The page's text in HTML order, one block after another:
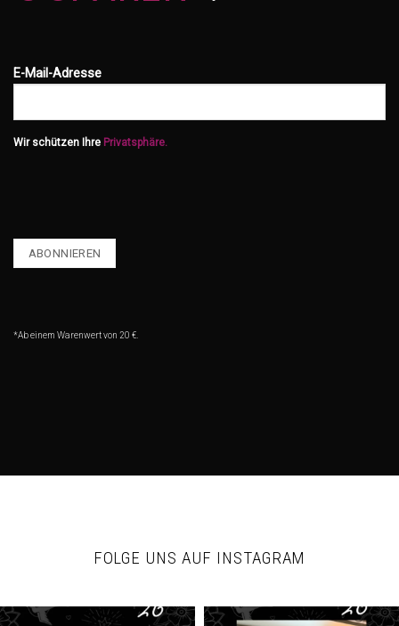
E-Mail-Adresse
Wir schützen Ihre Privatsphäre.
*Ab einem Warenwert von 20 €.
FOLGE UNS AUF INSTAGRAM